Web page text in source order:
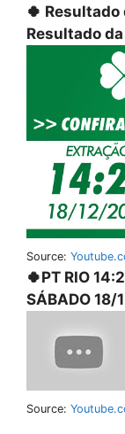
🍀 Resultado
Resultado
Source:
🍀PT RIO
SÁBADO 18/
Source: